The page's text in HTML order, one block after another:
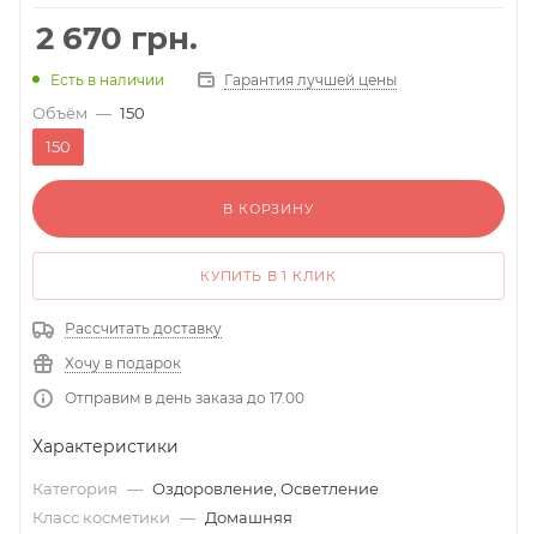
2 670 грн.
Есть в наличии Гарантия лучшей цены
Объём — 150
150
В КОРЗИНУ
КУПИТЬ В 1 КЛИК
Рассчитать доставку
Хочу в подарок
Отправим в день заказа до 17.00
Характеристики
Категория — Оздоровление, Осветление
Класс косметики — Домашняя